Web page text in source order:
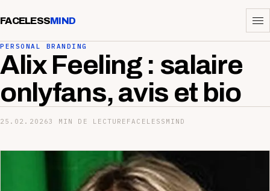
FACELESSMIND
PERSONAL BRANDING
Alix Feeling : salaire
onlyfans, avis et bio
25.02.20263 MIN DE LECTURE FACELESSMIND